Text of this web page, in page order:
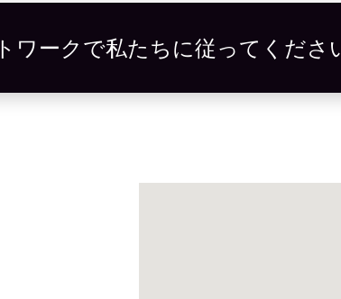
ワークで私たちに従ってくださ